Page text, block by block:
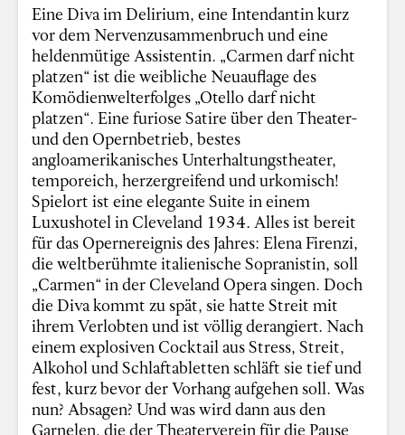
Eine Diva im Delirium, eine Intendantin kurz
vor dem Nervenzusammenbruch und eine
heldenmütige Assistentin. „Carmen darf nicht
platzen“ ist die weibliche Neuauflage des
Komödienwelterfolges „Otello darf nicht
platzen“. Eine furiose Satire über den Theater-
und den Opernbetrieb, bestes
angloamerikanisches Unterhaltungstheater,
temporeich, herzergreifend und urkomisch!
Spielort ist eine elegante Suite in einem
Luxushotel in Cleveland 1934. Alles ist bereit
für das Opernereignis des Jahres: Elena Firenzi,
die weltberühmte italienische Sopranistin, soll
„Carmen“ in der Cleveland Opera singen. Doch
die Diva kommt zu spät, sie hatte Streit mit
ihrem Verlobten und ist völlig derangiert. Nach
einem explosiven Cocktail aus Stress, Streit,
Alkohol und Schlaftabletten schläft sie tief und
fest, kurz bevor der Vorhang aufgehen soll. Was
nun? Absagen? Und was wird dann aus den
Garnelen, die der Theaterverein für die Pause